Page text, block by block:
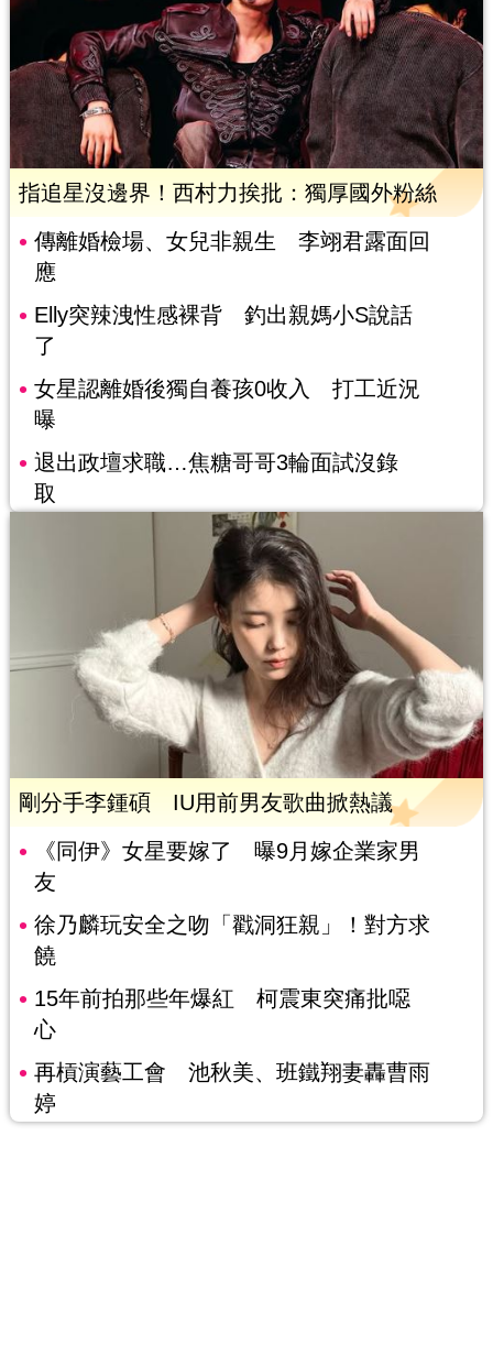
指追星沒邊界！西村力挨批：獨厚國外粉絲
傳離婚檢場、女兒非親生 李翊君露面回
應
Elly突辣洩性感裸背 釣出親媽小S說話
了
女星認離婚後獨自養孩0收入 打工近況
曝
退出政壇求職…焦糖哥哥3輪面試沒錄
取
剛分手李鍾碩 IU用前男友歌曲掀熱議
《同伊》女星要嫁了 曝9月嫁企業家男
友
徐乃麟玩安全之吻「戳洞狂親」！對方求
饒
15年前拍那些年爆紅 柯震東突痛批噁
心
再槓演藝工會 池秋美、班鐵翔妻轟曹雨
婷